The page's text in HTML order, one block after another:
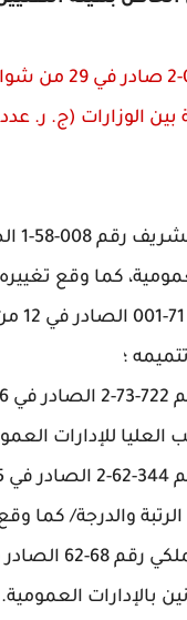
بين الوزارات (ج. ر. عدد 5386 بتاريخ 11 ذو الحجة 1426 - 12 يناير 2006)
كما وقع
؛
للإدارات
والدرجة/ كما
بالإدارات العمومية.